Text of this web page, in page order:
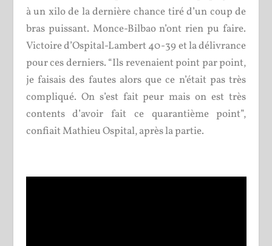
à un xilo de la dernière chance tiré d’un coup de
bras puissant. Monce-Bilbao n’ont rien pu faire.
Victoire d’Ospital-Lambert 40-39 et la délivrance
pour ces derniers. “Ils revenaient point par point,
je faisais des fautes alors que ce n’était pas très
compliqué. On s’est fait peur mais on est très
contents d’avoir fait ce quarantième point”,
confiait Mathieu Ospital, après la partie.